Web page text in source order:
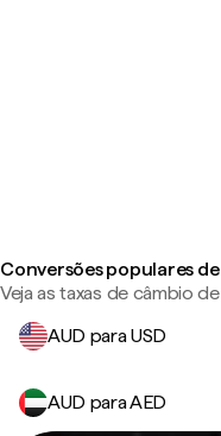
Conversões populares de
Veja as taxas de câmbio
AUD para USD
AUD para AED